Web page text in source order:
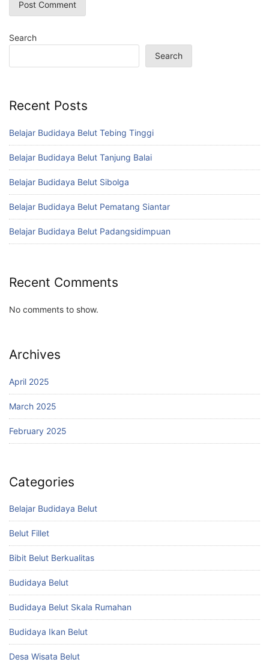
Search
Search
Recent Posts
Belajar Budidaya Belut Tebing Tinggi
Belajar Budidaya Belut Tanjung Balai
Belajar Budidaya Belut Sibolga
Belajar Budidaya Belut Pematang Siantar
Belajar Budidaya Belut Padangsidimpuan
Recent Comments
No comments to show.
Archives
April 2025
March 2025
February 2025
Categories
Belajar Budidaya Belut
Belut Fillet
Bibit Belut Berkualitas
Budidaya Belut
Budidaya Belut Skala Rumahan
Budidaya Ikan Belut
Desa Wisata Belut